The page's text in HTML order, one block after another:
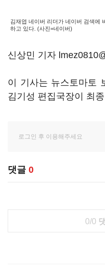
김재엽 네이버 리더가 네이버 검색에
하고 있다. (사진=네이버)
신상민 기자
이 기사는 뉴스토마토
김기성 편집국장이 최
댓글 0
0/0